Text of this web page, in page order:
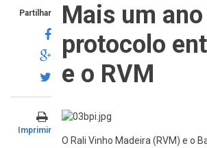
Partilhar
Imprimir
Mais um
protocolo
e o RVM
O Rali Vinho Madeira (RVM) e o